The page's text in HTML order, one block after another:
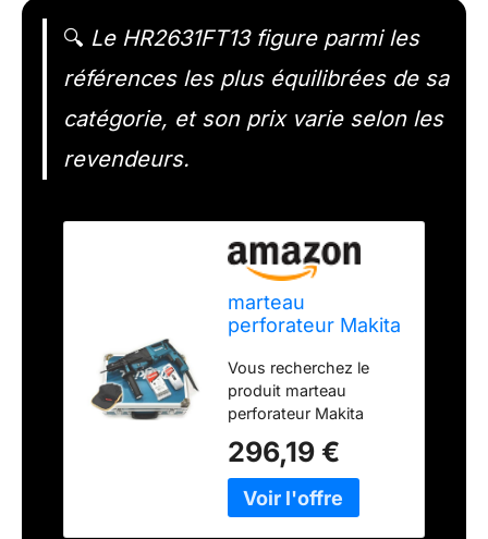
🔍 Le HR2631FT13 figure parmi les
références les plus équilibrées de sa
catégorie, et son prix varie selon les
revendeurs.
marteau
perforateur Makita
Plus, 800W
Vous recherchez le
produit marteau
perforateur Makita
Plus, 800W, retrouvez
le sur banyo.fr 3 jours
HR2631FT13 Makita
296,19 €